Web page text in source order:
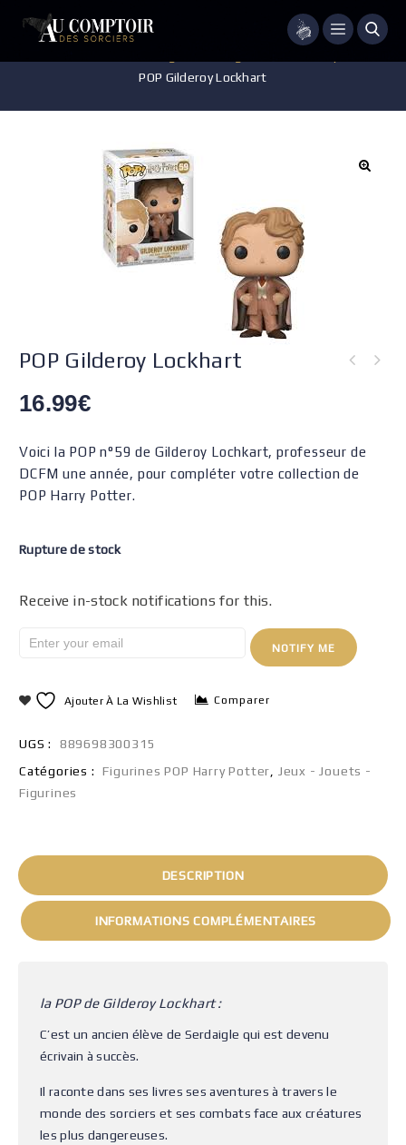
Menu
POP Gilderoy Lockhart
POP Gilderoy Lockhart
16.99€
Voici la POP n°59 de Gilderoy Lochkart, professeur de
DCFM une année, pour compléter votre collection de
POP Harry Potter.
Rupture de stock
Receive in-stock notifications for this.
NOTIFY ME
Ajouter À La Wishlist Comparer
UGS :
889698300315
Catégories :
Figurines POP Harry Potter
Jeux - Jouets -
Figurines
DESCRIPTION
INFORMATIONS COMPLÉMENTAIRES
la POP de Gilderoy Lockhart :
C’est un ancien élève de Serdaigle qui est devenu
écrivain à succès.
Il raconte dans ses livres ses aventures à travers le
monde des sorciers et ses combats face aux créatures
les plus dangereuses.